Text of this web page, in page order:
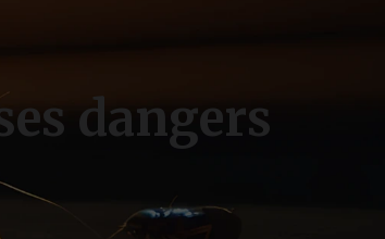
dangers